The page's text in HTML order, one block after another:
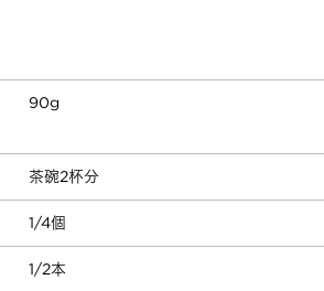
90g
茶碗2杯分
1/4個
1/2本